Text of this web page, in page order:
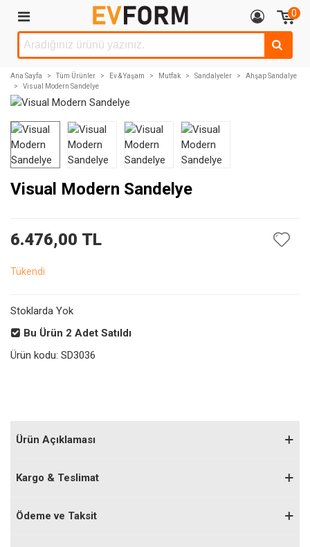
0
Ana Sayfa > Tüm Ürünler > Ev & Yaşam > Mutfak > Sandalyeler >
Ahşap Sandalye
>
Visual Modern Sandelye
Visual Modern Sandelye
6.476,00 TL
Tükendi
Stoklarda Yok
Bu Ürün 2 Adet Satıldı
Ürün kodu: SD3036
Ürün Açıklaması
Kargo & Teslimat
Ödeme ve Taksit